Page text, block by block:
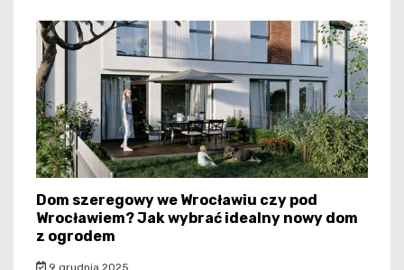
Dom szeregowy we Wrocławiu czy pod
Wrocławiem? Jak wybrać idealny nowy dom
z ogrodem
9 grudnia 2025